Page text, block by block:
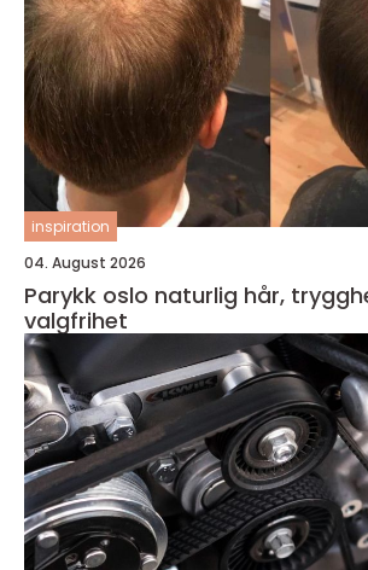
inspiration
04. August 2026
Parykk oslo naturlig hår, trygghet og
valgfrihet